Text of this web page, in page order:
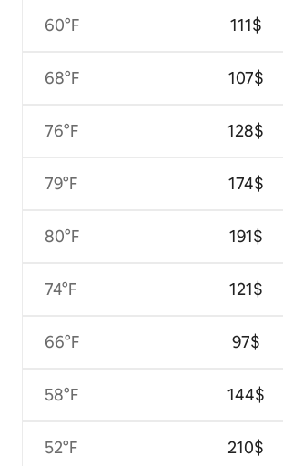
60°F
68°F
76°F
79°F
80°F
74°F
66°F
58°F
52°F